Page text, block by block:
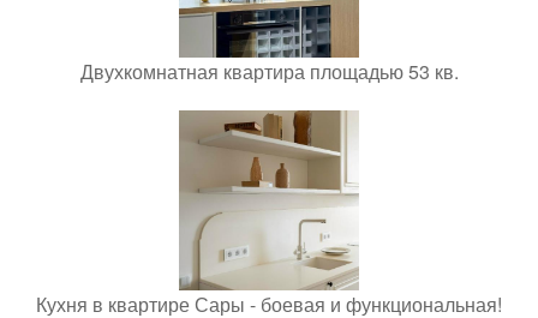
Двухкомнатная квартира площадью 53 кв.
Кухня в квартире Сары - боевая и функциональная!